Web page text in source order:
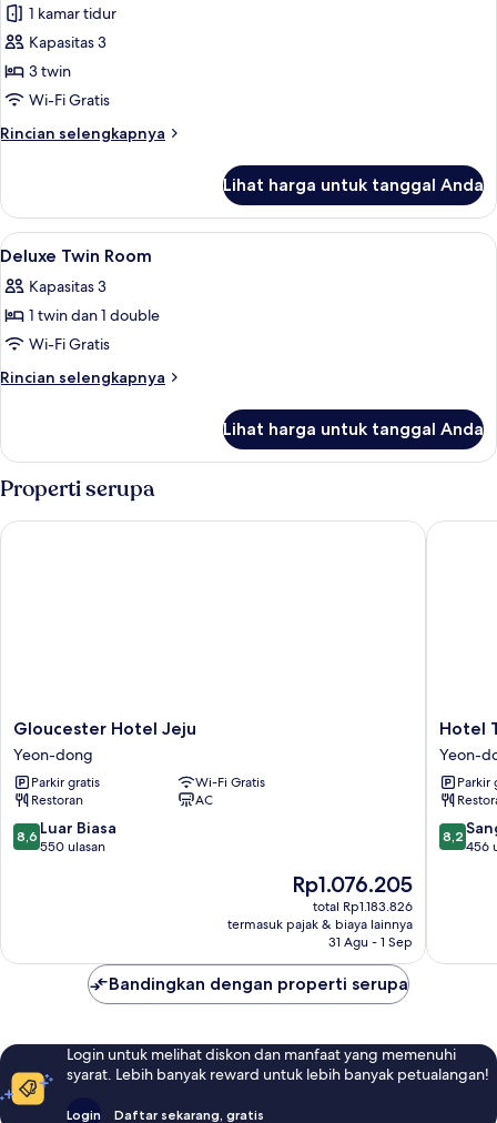
box
(one
per
room)
Twin
+
Random
K-
artist
merch
box
room)
[K-
POP
Lucky
Box
Edition]
Triple
Random
K-
pop
artist
merch
box
(one
per
1 kamar tidur
Kapasitas 3
3 twin
Wi-Fi Gratis
Rincian selengkapnya
Rincian
[K-
POP
Lucky
Edition]
Triple
Random
K-
pop
box
per
Lihat harga untuk tanggal Anda
Lihat
semua
foto
untuk
Deluxe
Twin
Brankas, meja kerja, kedap suara,
7
Deluxe Twin Room
Kapasitas 3
1 twin dan 1 double
Wi-Fi Gratis
Rincian selengkapnya
Rincian
Deluxe
Twin
Room
Lihat harga untuk tanggal Anda
Properti serupa
Gloucester
Hotel
Jeju
Yeon-
dong
Gloucester Hotel Jeju
Yeon-dong
Parkir gratis
Wi-Fi Gratis
Restoran
AC
8.6
dari
8,6 Luar Biasa
550 ulasan
Harga
sekarang
Rp1.076.205
Rp1.076.205
total Rp1.183.826
termasuk pajak & biaya lainnya
31 Agu - 1 Sep
Gloucester Hotel Jeju
Hotel
The
One
Yeon-
dong
Hotel
Yeon-
Parkir
8.2
dari
8,2
456
Hotel
Bandingkan dengan properti serupa
Login untuk melihat diskon dan manfaat yang memenuhi
syarat. Lebih banyak reward untuk lebih banyak petualangan!
Login Daftar sekarang, gratis